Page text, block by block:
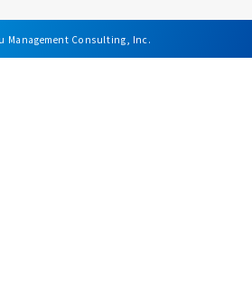
Management Consulting, Inc.